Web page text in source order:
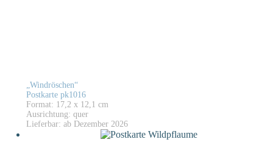
„Windröschen“
Postkarte pk1016
Format: 17,2 x 12,1 cm
Ausrichtung: quer
Lieferbar: ab Dezember 2026